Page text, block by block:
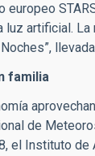
europeo
luz artificial.
familia
de
el Instituto